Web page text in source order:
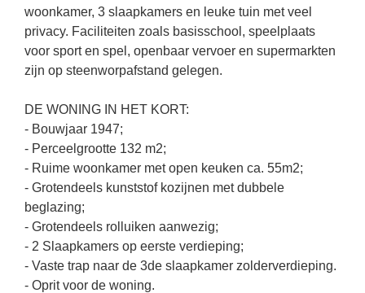
woonkamer, 3 slaapkamers en leuke tuin met veel
privacy. Faciliteiten zoals basisschool, speelplaats
voor sport en spel, openbaar vervoer en supermarkten
zijn op steenworpafstand gelegen.
DE WONING IN HET KORT:
- Bouwjaar 1947;
- Perceelgrootte 132 m2;
- Ruime woonkamer met open keuken ca. 55m2;
- Grotendeels kunststof kozijnen met dubbele
beglazing;
- Grotendeels rolluiken aanwezig;
- 2 Slaapkamers op eerste verdieping;
- Vaste trap naar de 3de slaapkamer zolderverdieping.
- Oprit voor de woning.